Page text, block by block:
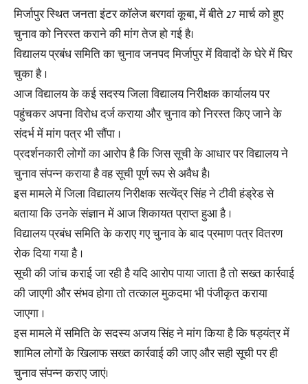
मिर्जापुर स्थित जनता इंटर कॉलेज बरगवां कूबा, में बीते 27 मार्च को हुए
चुनाव को निरस्त कराने की मांग तेज हो गई है।
विद्यालय प्रबंध समिति का चुनाव जनपद मिर्जापुर में विवादों के घेरे में घिर
चुका है ।
आज विद्यालय के कई सदस्य जिला विद्यालय निरीक्षक कार्यालय पर
पहुंचकर अपना विरोध दर्ज कराया और चुनाव को निरस्त किए जाने के
संदर्भ में मांग पत्र भी सौंपा ।
प्रदर्शनकारी लोगों का आरोप है कि जिस सूची के आधार पर विद्यालय ने
चुनाव संपन्न कराया है वह सूची पूर्ण रूप से अवैध है।
इस मामले में जिला विद्यालय निरीक्षक सत्येंद्र सिंह ने टीवी हंड्रेड से
बताया कि उनके संज्ञान में आज शिकायत प्राप्त हुआ है ।
विद्यालय प्रबंध समिति के कराए गए चुनाव के बाद प्रमाण पत्र वितरण
रोक दिया गया है ।
सूची की जांच कराई जा रही है यदि आरोप पाया जाता है तो सख्त कार्रवाई
की जाएगी और संभव होगा तो तत्काल मुकदमा भी पंजीकृत कराया
जाएगा ।
इस मामले में समिति के सदस्य अजय सिंह ने मांग किया है कि षड्यंत्र में
शामिल लोगों के खिलाफ सख्त कार्रवाई की जाए और सही सूची पर ही
चुनाव संपन्न कराए जाएं।